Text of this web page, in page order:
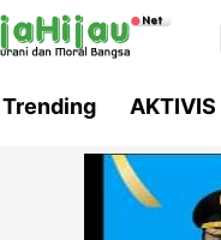
Trending AKTIVIS